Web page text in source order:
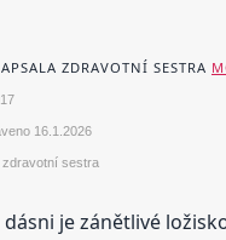
ZDRAVOTNÍ SESTRA
16.1.2026
zdravotní sestra
dásni je zánětlivé